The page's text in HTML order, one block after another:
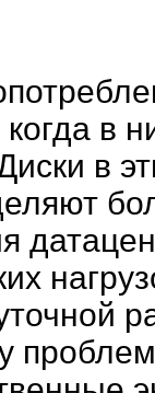
в
в